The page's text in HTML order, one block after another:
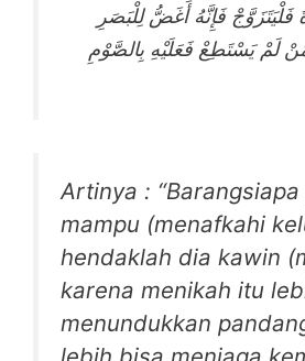
فَلْيَتَزَوَّجْ فَإِنَّهُ أَغَضُّ لِلْبَصَرِ
لَمْ يَسْتَطِعْ فَعَلَيْهِ بِالصَّوْمِ
Artinya :
mampu (menafkahi
hendaklah dia kawin
karena menikah itu
menundukkan